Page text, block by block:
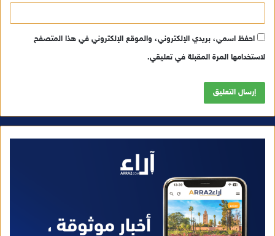
احفظ اسمي، بريدي الإلكتروني، والموقع الإلكتروني في هذا المتصفح
لاستخدامها المرة المقبلة في تعليقي.